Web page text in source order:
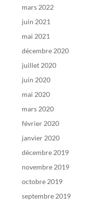
mars 2022
juin 2021
mai 2021
décembre 2020
juillet 2020
juin 2020
mai 2020
mars 2020
février 2020
janvier 2020
décembre 2019
novembre 2019
octobre 2019
septembre 2019